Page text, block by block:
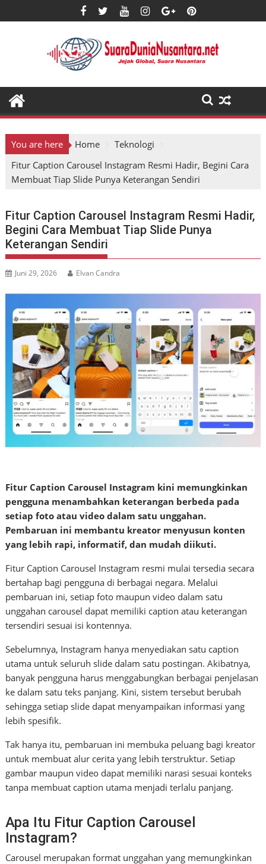
to
You are here Home
Teknologi
Fitur Caption Carousel Instagram Resmi Hadir, Begini Cara
Membuat Tiap Slide Punya Keterangan Sendiri
Fitur Caption Carousel Instagram Resmi Hadir,
Begini Cara Membuat Tiap Slide Punya
Keterangan Sendiri
Juni 29, 2026 Elvan Candra
Fitur Caption Carousel Instagram kini memungkinkan
pengguna menambahkan keterangan berbeda pada
setiap foto atau video dalam satu unggahan.
Pembaruan ini membantu kreator menyusun konten
yang lebih rapi, informatif, dan mudah diikuti.
Fitur Caption Carousel Instagram resmi mulai tersedia secara
bertahap bagi pengguna di berbagai negara. Melalui
pembaruan ini, setiap foto maupun video dalam satu
unggahan carousel dapat memiliki caption atau keterangan
tersendiri sesuai isi kontennya.
Sebelumnya, Instagram hanya menyediakan satu caption
utama untuk seluruh slide dalam satu postingan. Akibatnya,
banyak pengguna harus menggabungkan berbagai penjelasan
ke dalam satu teks panjang. Kini, sistem tersebut berubah
sehingga setiap slide dapat menyampaikan informasi yang
lebih spesifik.
Tak hanya itu, pembaruan ini membuka peluang bagi kreator
untuk membuat alur cerita yang lebih terstruktur. Setiap
gambar maupun video dapat memiliki narasi sesuai konteks
tanpa membuat caption utama menjadi terlalu panjang.
Apa Itu Fitur Caption Carousel
Instagram?
Carousel merupakan format unggahan yang memungkinkan